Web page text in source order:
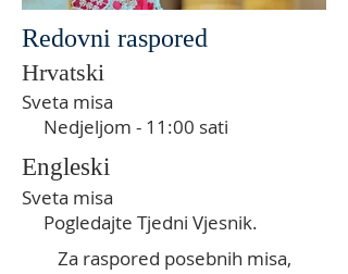
Redovni raspored
Hrvatski
Sveta misa
Nedjeljom - 11:00 sati
Engleski
Sveta misa
Pogledajte Tjedni Vjesnik.
Za raspored posebnih misa,